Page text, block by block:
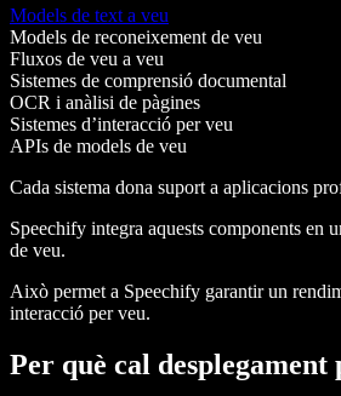
Models de text a veu
Models de reconeixement de veu
Fluxos de veu a veu
Sistemes de comprensió documental
OCR i anàlisi de pàgines
Sistemes d’interacció per veu
APIs de models de veu
Cada sistema dona suport a aplicacions
Speechify integra aquests components en
de veu.
Això permet a Speechify garantir un
interacció per veu.
Per què cal